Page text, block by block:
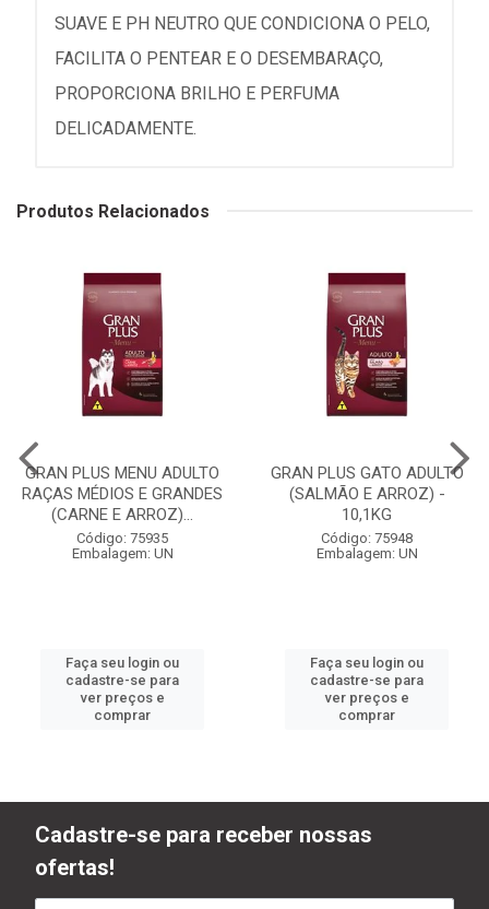
SUAVE E PH NEUTRO QUE CONDICIONA O PELO,
FACILITA O PENTEAR E O DESEMBARAÇO,
PROPORCIONA BRILHO E PERFUMA
DELICADAMENTE.
Produtos Relacionados
GRAN PLUS MENU ADULTO
RAÇAS MÉDIOS E GRANDES
(CARNE E ARROZ)...
Código: 75935
Embalagem: UN
Faça seu login ou
cadastre-se para
ver preços e
comprar
GRAN PLUS GATO ADULTO
(SALMÃO E ARROZ) -
10,1KG
Código: 75948
Embalagem: UN
Faça seu login ou
cadastre-se para
ver preços e
comprar
Cadastre-se para receber nossas
ofertas!